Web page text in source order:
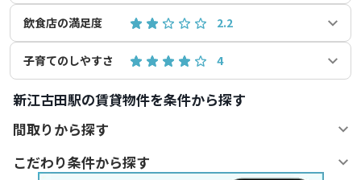
飲食店の満足度 2.2
子育てのしやすさ 4
新江古田駅の賃貸物件を条件から探す
間取りから探す
こだわり条件から探す